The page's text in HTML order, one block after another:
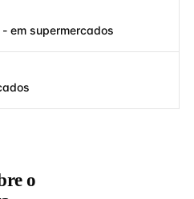
em supermercados
o